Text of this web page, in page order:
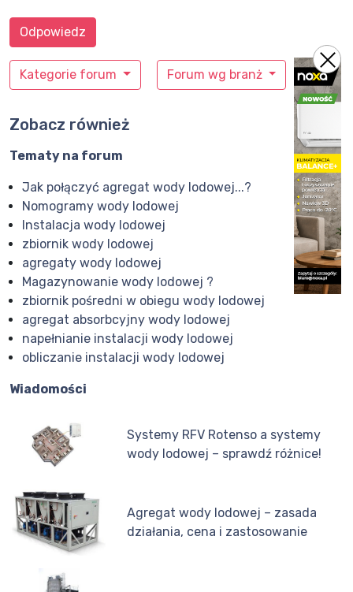
Kategorie forum Forum wg branż
Odpowiedz
Zobacz również
Tematy na forum
Jak połączyć agregat wody lodowej...?
Nomogramy wody lodowej
Instalacja wody lodowej
zbiornik wody lodowej
agregaty wody lodowej
Magazynowanie wody lodowej ?
zbiornik pośredni w obiegu wody lodowej
agregat absorbcyjny wody lodowej
napełnianie instalacji wody lodowej
obliczanie instalacji wody lodowej
Wiadomości
Systemy RFV Rotenso a systemy
wody lodowej – sprawdź różnice!
Agregat wody lodowej – zasada
działania, cena i zastosowanie